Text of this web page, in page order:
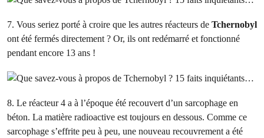
7. Vous seriez porté à croire que les autres réacteurs de Tchernobyl
ont été fermés directement ? Or, ils ont redémarré et fonctionné
pendant encore 13 ans !
8. Le réacteur 4 a à l’époque été recouvert d’un sarcophage en
béton. La matière radioactive est toujours en dessous. Comme ce
sarcophage s’effrite peu à peu, une nouveau recouvrement a été